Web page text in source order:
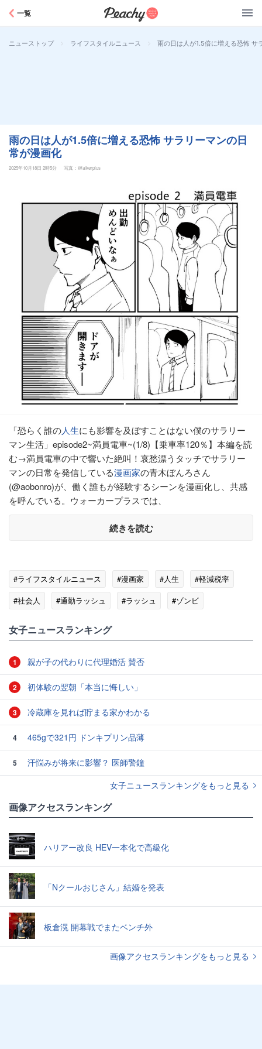
一覧
ニューストップ > ライフスタイルニュース > 雨の日は人が1.5倍に増える恐怖 サ
雨の日は人が1.5倍に増える恐怖 サラリーマンの日
常が漫画化
2025年10月18日 2時5分 写真：Walkerplus
「恐らく誰の人生にも影響を及ぼすことはない僕のサラリー
マン生活」episode2~満員電車~(1/8)【乗車率120％】本編を読
む→満員電車の中で響いた絶叫！哀愁漂うタッチでサラリー
マンの日常を発信している漫画家の青木ぼんろさん
(@aobonro)が、働く誰もが経験するシーンを漫画化し、共感
を呼んでいる。ウォーカープラスでは、
続きを読む
#ライフスタイルニュース #漫画家 #人生
#軽減税率
#社会人
#通勤ラッシュ #ラッシュ #ゾンビ
女子ニュースランキング
1 親が子の代わりに代理婚活 賛否
2 初体験の翌朝「本当に悔しい」
3 冷蔵庫を見れば貯まる家かわかる
4 465gで321円 ドンキプリン品薄
5
汗悩みが将来に影響？ 医師警鐘
女子ニュースランキングをもっと見る
画像アクセスランキング
ハリアー改良 HEV一本化で高級化
「Nクールおじさん」結婚を発表
板倉滉 開幕戦でまたベンチ外
画像アクセスランキングをもっと見る